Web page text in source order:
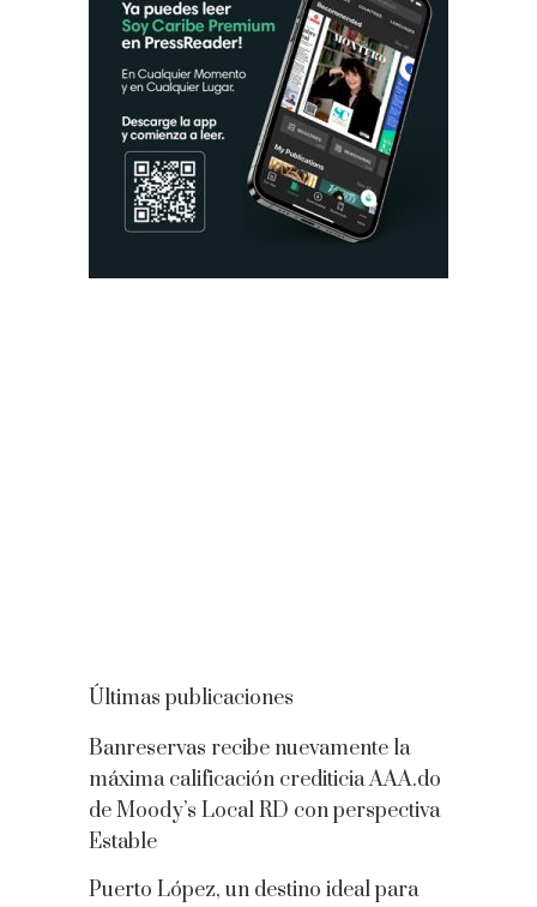
Últimas publicaciones
Banreservas recibe nuevamente la
máxima calificación crediticia AAA.do
de Moody’s Local RD con perspectiva
Estable
Puerto López, un destino ideal para